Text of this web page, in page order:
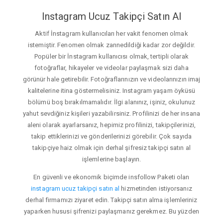
Instagram Ucuz Takipçi Satın Al
Aktif İnstagram kullanıcıları her vakit fenomen olmak
istemiştir. Fenomen olmak zannedildiği kadar zor değildir.
Popüler bir İnstagram kullanıcısı olmak, tertipli olarak
fotoğraflar, hikayeler ve videolar paylaşmak sizi daha
görünür hale getirebilir. Fotoğraflarınızın ve videolarınızın imaj
kalitelerine itina göstermelisiniz. Instagram yaşam öyküsü
bölümü boş bırakılmamalıdır. İlgi alanınız, işiniz, okulunuz
yahut sevdiğiniz kişileri yazabilirsiniz. Profilinizi de her insana
aleni olarak ayarlarsanız, hepimiz profilinizi, takipçilerinizi,
takip ettiklerinizi ve gönderilerinizi görebilir. Çok sayıda
takipçiye haiz olmak için derhal şifresiz takipçi satın al
işlemlerine başlayın.
En güvenli ve ekonomik biçimde insfollow Paketi olan
instagram ucuz takipçi satın al hizmetinden istiyorsanız
derhal firmamızı ziyaret edin. Takipçi satın alma işlemleriniz
yaparken hususi şifrenizi paylaşmanız gerekmez. Bu yüzden